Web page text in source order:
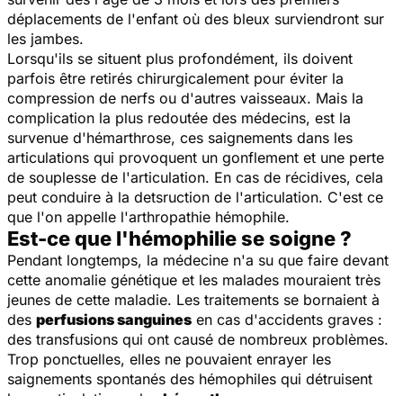
déplacements de l'enfant où des bleux surviendront sur
les jambes.
Lorsqu'ils se situent plus profondément, ils doivent
parfois être retirés chirurgicalement pour éviter la
compression de nerfs ou d'autres vaisseaux. Mais la
complication la plus redoutée des médecins, est la
survenue d'hémarthrose, ces saignements dans les
articulations qui provoquent un gonflement et une perte
de souplesse de l'articulation. En cas de récidives, cela
peut conduire à la detsruction de l'articulation. C'est ce
que l'on appelle l'arthropathie hémophile.
Est-ce que l'hémophilie se soigne ?
Pendant longtemps, la médecine n'a su que faire devant
cette anomalie génétique et les malades mouraient très
jeunes de cette maladie. Les traitements se bornaient à
des perfusions sanguines en cas d'accidents graves :
des transfusions qui ont causé de nombreux problèmes.
Trop ponctuelles, elles ne pouvaient enrayer les
saignements spontanés des hémophiles qui détruisent